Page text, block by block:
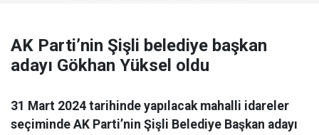
AK Parti’nin Şişli belediye başkan
adayı Gökhan Yüksel oldu
31 Mart 2024 tarihinde yapılacak mahalli idareler
seçiminde AK Parti’nin Şişli Belediye Başkan adayı